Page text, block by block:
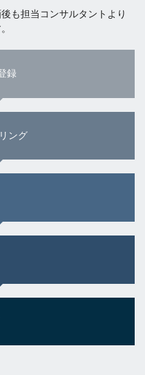
も担当コンサルタントより
録
ング